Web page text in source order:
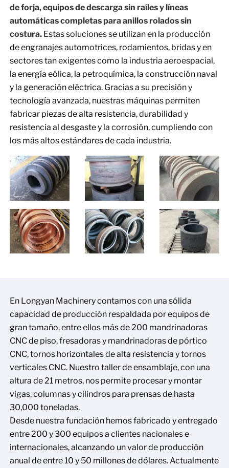
de forja, equipos de descarga sin raíles y líneas
automáticas completas para anillos rolados sin
costura.Estas soluciones se utilizan en la producción
de engranajes automotrices, rodamientos, bridas y en
sectores tan exigentes como la industria aeroespacial,
la energía eólica, la petroquímica, la construcción naval
y la generación eléctrica. Gracias a su precisión y
tecnología avanzada, nuestras máquinas permiten
fabricar piezas de alta resistencia, durabilidad y
resistencia al desgaste y la corrosión, cumpliendo con
los más altos estándares de cada industria.
En Longyan Machinery contamos con una sólida
capacidad de producción respaldada por equipos de
gran tamaño, entre ellos más de 200 mandrinadoras
CNC de piso, fresadoras y mandrinadoras de pórtico
CNC, tornos horizontales de alta resistencia y tornos
verticales CNC. Nuestro taller de ensamblaje, con una
altura de 21 metros, nos permite procesar y montar
vigas, columnas y cilindros para prensas de hasta
30,000 toneladas.
Desde nuestra fundación hemos fabricado y entregado
entre 200 y 300 equipos a clientes nacionales e
internacionales, alcanzando un valor de producción
anual de entre 10 y 50 millones de dólares. Actualmente